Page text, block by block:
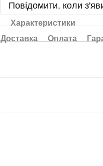
Повідомити, коли
Характеристики
Доставка
Оплата